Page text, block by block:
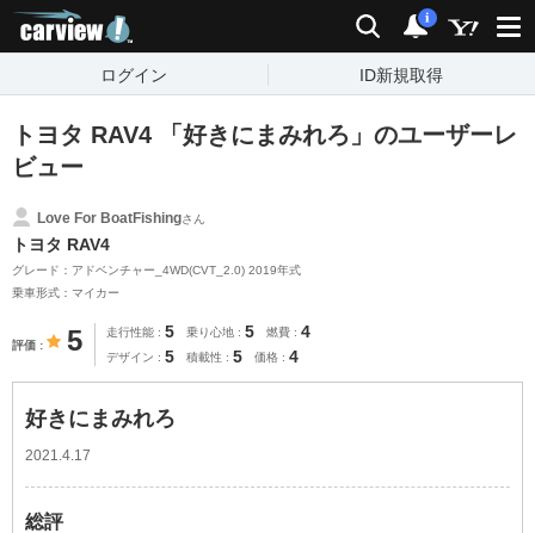
検索 通知
i
ログイン ID新規取得
トヨタ RAV4 「好きにまみれろ」のユーザーレ
ビュー
Love For BoatFishingさん
トヨタ RAV4
グレード：アドベンチャー_4WD(CVT_2.0) 2019年式
乗車形式：マイカー
評価 5 走行性能 5 乗り心地 5 燃費 4
デザイン 5 積載性 5 価格 4
好きにまみれろ
2021.4.17
総評